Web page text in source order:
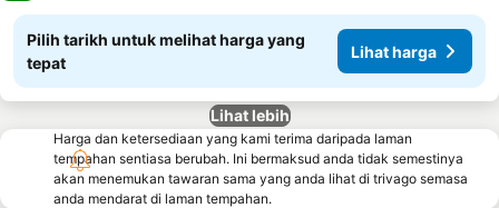
Pilih tarikh untuk melihat harga yang
tepat
Lihat harga
Lihat lebih
Harga dan ketersediaan yang kami terima daripada laman
tempahan sentiasa berubah. Ini bermaksud anda tidak semestinya
akan menemukan tawaran sama yang anda lihat di trivago semasa
anda mendarat di laman tempahan.